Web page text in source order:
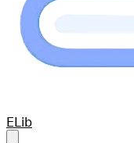
Your Company
ELib